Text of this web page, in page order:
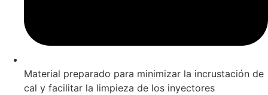
Material preparado para minimizar la incrustación de
cal y facilitar la limpieza de los inyectores